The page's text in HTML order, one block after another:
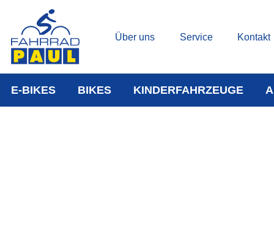
Über uns Service Kontakt
E-BIKES BIKES KINDERFAHRZEUGE